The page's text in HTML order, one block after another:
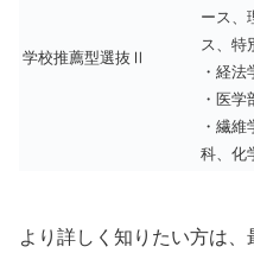
学校推薦型選抜Ⅱ
ース、
ス、特
・経法
・医学
・繊
科、化
より詳しく知りたい方は